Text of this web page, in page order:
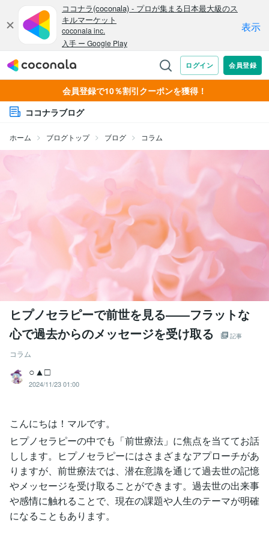
会員登録で10％割引クーポンを獲得！
ココナラブログ
ホーム ブログトップ ブログ コラム
ヒプノセラピーで前世を見る――フラットな
心で過去からのメッセージを受け取る
記事
コラム
○▲□
2024/11/23 01:00
こんにちは！マルです。
ヒプノセラピーの中でも「前世療法」に焦点を当ててお話
しします。ヒプノセラピーにはさまざまなアプローチがあ
りますが、前世療法では、潜在意識を通じて過去世の記憶
やメッセージを受け取ることができます。過去世の出来事
や感情に触れることで、現在の課題や人生のテーマが明確
になることもあります。